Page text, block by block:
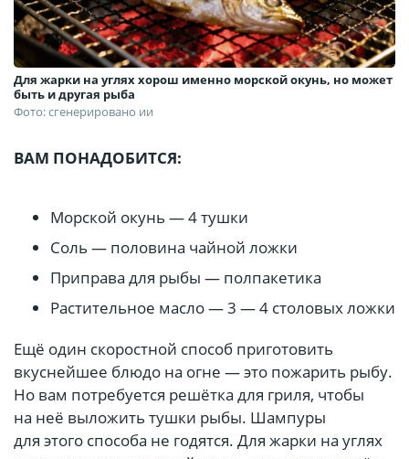
Для жарки на углях хорош именно морской окунь, но может
быть и другая рыба
Фото: сгенерировано ии
ВАМ ПОНАДОБИТСЯ:
Морской окунь — 4 тушки
Соль — половина чайной ложки
Приправа для рыбы — полпакетика
Растительное масло — 3 — 4 столовых ложки
Ещё один скоростной способ приготовить
вкуснейшее блюдо на огне — это пожарить рыбу.
Но вам потребуется решётка для гриля, чтобы
на неё выложить тушки рыбы. Шампуры
для этого способа не годятся. Для жарки на углях